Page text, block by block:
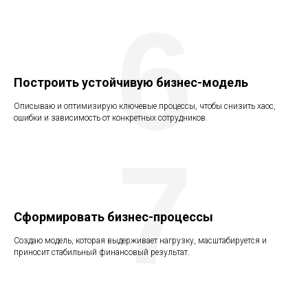
Построить устойчивую бизнес-модель
Описываю и оптимизирую ключевые процессы, чтобы снизить хаос,
ошибки и зависимость от конкретных сотрудников.
6
Сформировать бизнес-процессы
Создаю модель, которая выдерживает нагрузку, масштабируется и
приносит стабильный финансовый результат.
7